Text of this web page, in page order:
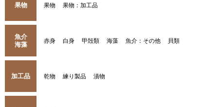
果物 果物 果物：加工品
魚介
海藻
赤身 白身 甲殻類 海藻 魚介：その他 貝類
加工品 乾物 練り製品 漬物